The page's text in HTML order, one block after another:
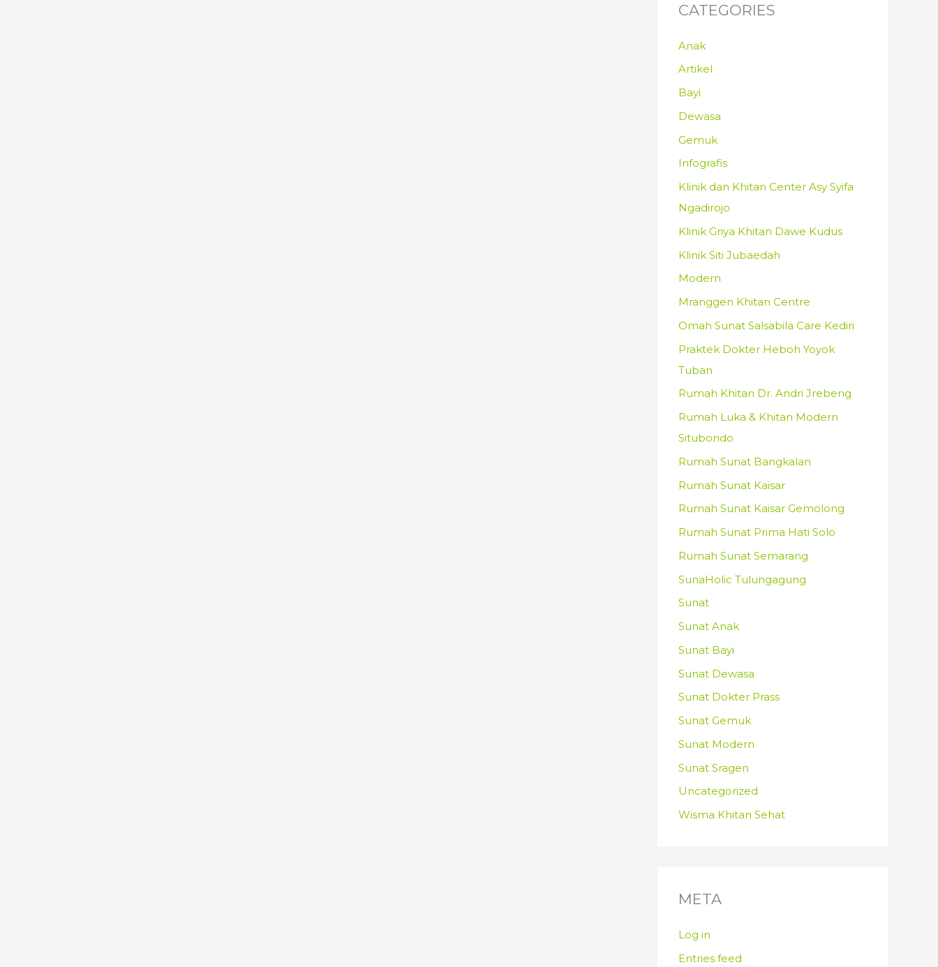
CATEGORIES
Anak
Artikel
Bayi
Dewasa
Gemuk
Infografis
Klinik dan Khitan Center Asy Syifa
Ngadirojo
Klinik Griya Khitan Dawe Kudus
Klinik Siti Jubaedah
Modern
Mranggen Khitan Centre
Omah Sunat Salsabila Care Kediri
Praktek Dokter Heboh Yoyok
Tuban
Rumah Khitan Dr. Andri Jrebeng
Rumah Luka & Khitan Modern
Situbondo
Rumah Sunat Bangkalan
Rumah Sunat Kaisar
Rumah Sunat Kaisar Gemolong
Rumah Sunat Prima Hati Solo
Rumah Sunat Semarang
SunaHolic Tulungagung
Sunat
Sunat Anak
Sunat Bayi
Sunat Dewasa
Sunat Dokter Prass
Sunat Gemuk
Sunat Modern
Sunat Sragen
Uncategorized
Wisma Khitan Sehat
META
Log in
Entries feed